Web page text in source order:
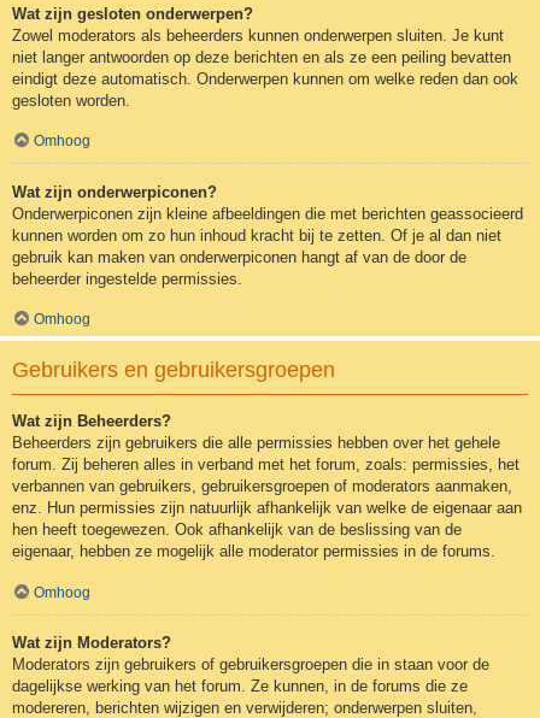
Wat zijn gesloten onderwerpen?
Zowel moderators als beheerders kunnen onderwerpen sluiten. Je kunt
niet langer antwoorden op deze berichten en als ze een peiling bevatten
eindigt deze automatisch. Onderwerpen kunnen om welke reden dan ook
gesloten worden.
Omhoog
Wat zijn onderwerpiconen?
Onderwerpiconen zijn kleine afbeeldingen die met berichten geassocieerd
kunnen worden om zo hun inhoud kracht bij te zetten. Of je al dan niet
gebruik kan maken van onderwerpiconen hangt af van de door de
beheerder ingestelde permissies.
Omhoog
Gebruikers en gebruikersgroepen
Wat zijn Beheerders?
Beheerders zijn gebruikers die alle permissies hebben over het gehele
forum. Zij beheren alles in verband met het forum, zoals: permissies, het
verbannen van gebruikers, gebruikersgroepen of moderators aanmaken,
enz. Hun permissies zijn natuurlijk afhankelijk van welke de eigenaar aan
hen heeft toegewezen. Ook afhankelijk van de beslissing van de
eigenaar, hebben ze mogelijk alle moderator permissies in de forums.
Omhoog
Wat zijn Moderators?
Moderators zijn gebruikers of gebruikersgroepen die in staan voor de
dagelijkse werking van het forum. Ze kunnen, in de forums die ze
modereren, berichten wijzigen en verwijderen; onderwerpen sluiten,